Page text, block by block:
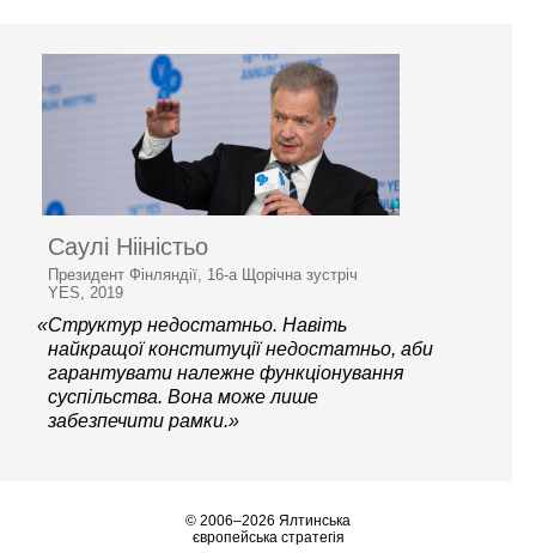
Саулі Нііністьо
Президент Фінляндії, 16-а Щорічна зустріч
YES, 2019
«Структур недостатньо. Навіть
найкращої конституції недостатньо, аби
гарантувати належне функціонування
суспільства. Вона може лише
забезпечити рамки.»
© 2006–2026 Ялтинська
європейська стратегія